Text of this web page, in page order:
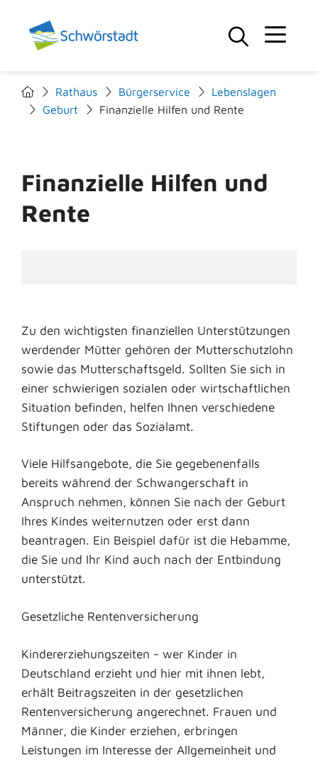
Rathaus Bürgerservice
Lebenslagen
Geburt
Finanzielle Hilfen und Rente
Finanzielle Hilfen und
Rente
Zu den wichtigsten finanziellen Unterstützungen
werdender Mütter gehören der Mutterschutzlohn
sowie das Mutterschaftsgeld. Sollten Sie sich in
einer schwierigen sozialen oder wirtschaftlichen
Situation befinden, helfen Ihnen verschiedene
Stiftungen oder das Sozialamt.
Viele Hilfsangebote, die Sie gegebenenfalls
bereits während der Schwangerschaft in
Anspruch nehmen, können Sie nach der Geburt
Ihres Kindes weiternutzen oder erst dann
beantragen. Ein Beispiel dafür ist die Hebamme,
die Sie und Ihr Kind auch nach der Entbindung
unterstützt.
Gesetzliche Rentenversicherung
Kindererziehungszeiten - wer Kinder in
Deutschland erzieht und hier mit ihnen lebt,
erhält Beitragszeiten in der gesetzlichen
Rentenversicherung angerechnet. Frauen und
Männer, die Kinder erziehen, erbringen
Leistungen im Interesse der Allgemeinheit und